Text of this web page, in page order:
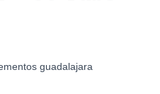
guadalajara